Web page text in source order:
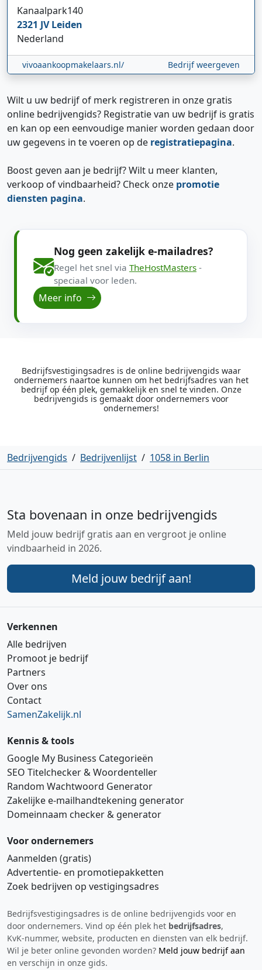
Kanaalpark140
2321 JVLeiden
Nederland
vivoaankoopmakelaars.nl/ Bedrijf weergeven
Wilt u uw bedrijf of merk registreren in onze gratis
online bedrijvengids? Registratie van uw bedrijf is gratis
en kan op een eenvoudige manier worden gedaan door
uw gegevens in te voeren op de registratiepagina.
Boost geven aan je bedrijf? Wilt u meer klanten,
verkoop of vindbaarheid? Check onze promotie
diensten pagina.
Nog geen zakelijk e-mailadres?
Regel het snel via TheHostMasters -
speciaal voor leden.
Meer info
Bedrijfsvestigingsadres is de online bedrijvengids waar
ondernemers naartoe kunnen om het bedrijfsadres van het
bedrijf op één plek, gemakkelijk en snel te vinden. Onze
bedrijvengids is gemaakt door ondernemers voor
ondernemers!
Bedrijvengids / Bedrijvenlijst / 1058 in Berlin
Sta bovenaan in onze bedrijvengids
Meld jouw bedrijf gratis aan en vergroot je online
vindbaarheid in 2026.
Meld jouw bedrijf aan!
Verkennen
Alle bedrijven
Promoot je bedrijf
Partners
Over ons
Contact
SamenZakelijk.nl
Kennis & tools
Google My Business Categorieën
SEO Titelchecker & Woordenteller
Random Wachtwoord Generator
Zakelijke e‑mailhandtekening generator
Domeinnaam checker & generator
Voor ondernemers
Aanmelden (gratis)
Advertentie‑ en promotiepakketten
Zoek bedrijven op vestigingsadres
Bedrijfsvestigingsadres is de online bedrijvengids voor en
door ondernemers. Vind op één plek het bedrijfsadres,
KvK‑nummer, website, producten en diensten van elk bedrijf.
Wil je beter online gevonden worden? Meld jouw bedrijf aan
en verschijn in onze gids.
Hi 👋 We horen graag uw feedback!